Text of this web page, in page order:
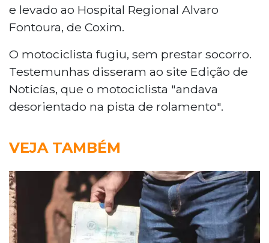
e levado ao Hospital Regional Alvaro
Fontoura, de Coxim.
O motociclista fugiu, sem prestar socorro.
Testemunhas disseram ao site Edição de
Noticías, que o motociclista "andava
desorientado na pista de rolamento".
VEJA TAMBÉM